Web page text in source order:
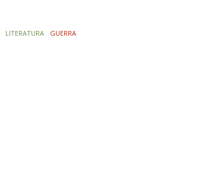
LITERATURA GUERRA